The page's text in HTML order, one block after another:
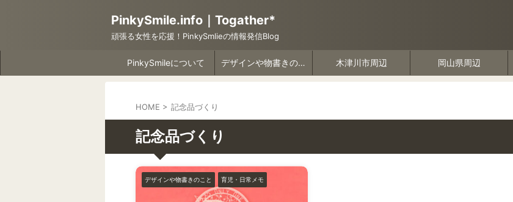
PinkySmile.info｜Togather*
頑張る女性を応援！PinkySmlieの情報発信Blog
PinkySmileについて デザインや物書きのこと 木津川市周辺 岡山県周辺
HOME > 記念品づくり
記念品づくり
デザインや物書きのこと 育児・日常メモ